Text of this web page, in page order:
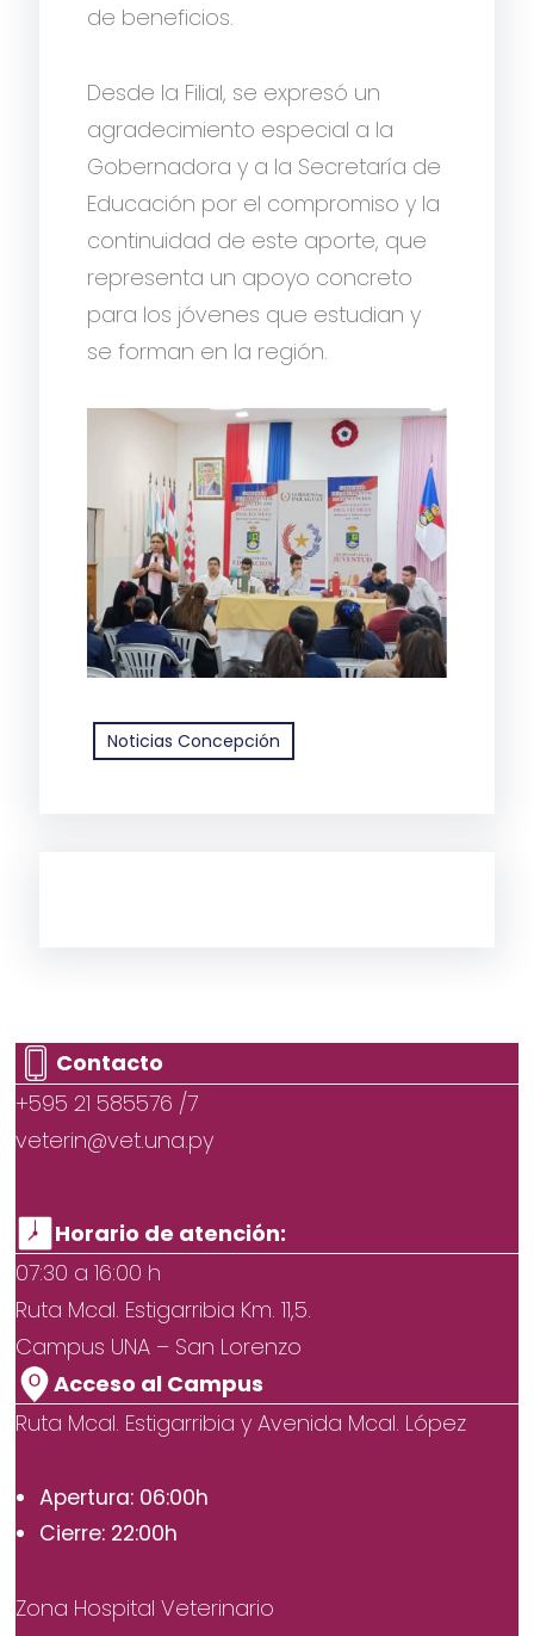
de beneficios.
Desde la Filial, se expresó un
agradecimiento especial a la
Gobernadora y a la Secretaría de
Educación por el compromiso y la
continuidad de este aporte, que
representa un apoyo concreto
para los jóvenes que estudian y
se forman en la región.
Noticias Concepción
Contacto
+595 21 585576 /7
veterin@vet.una.py
Horario de atención:
07:30 a 16:00 h
Ruta Mcal. Estigarribia Km. 11,5.
Campus UNA – San Lorenzo
Acceso al Campus
Ruta Mcal. Estigarribia y Avenida Mcal. López
Apertura: 06:00h
Cierre: 22:00h
Zona Hospital Veterinario